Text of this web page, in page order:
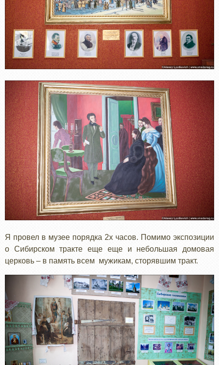
Я провел в музее порядка 2х часов. Помимо экспозиции
о Сибирском тракте еще еще и небольшая домовая
церковь – в память всем мужикам, сторявшим тракт.